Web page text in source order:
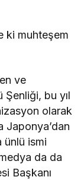
ki muhteşem
ve
bu yıl
olarak
Japonya’dan
ünlü ismi
da da
Başkanı